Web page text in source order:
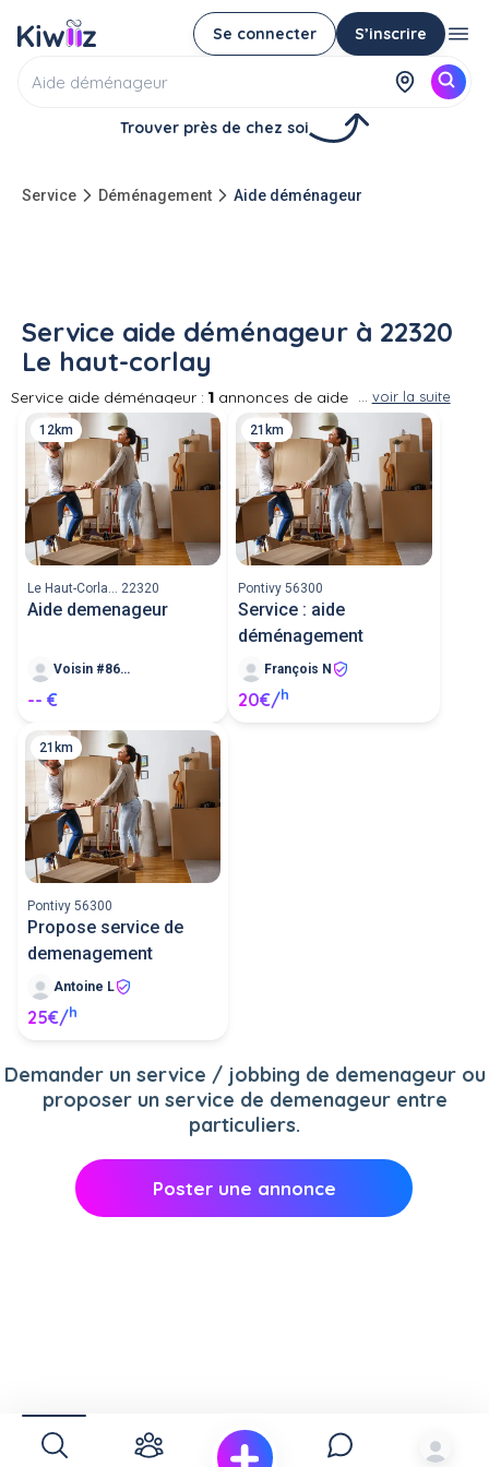
Se connecter S’inscrire
Trouver près de chez soi
Service Déménagement Aide déménageur
Service aide déménageur à 22320
Le haut-corlay
Service aide déménageur : 1 annonces de aide
déménageur entre particuliers à 22320 Le
haut-corlay Proposez vos services de
déménageur particulier ou demandez à des
particuliers de venir vous aider à déménager.
voir la suite
12km
Le Haut-Corla... 22320
Aide demenageur
Voisin #86593
-- €
21km
Pontivy 56300
Service : aide
déménagement
François N
20€/h
21km
Pontivy 56300
Propose service de
demenagement
Antoine L
25€/h
Demander un service / jobbing de demenageur ou
proposer un service de demenageur entre
particuliers.
Poster une annonce